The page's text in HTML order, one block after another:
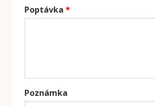
Poptávka
Poznámka